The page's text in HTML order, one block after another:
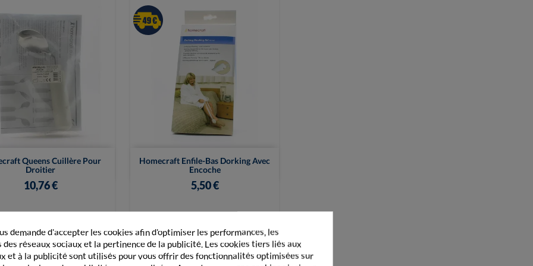
Queens Cuillère Pour
Droitier
10,76 €
Vue rapide
Homecraft Enfile-Bas Dorking Avec
Encoche
5,50 €
Vue rapide
demande d'accepter les cookies afin d'optimiser les performances, les
réseaux sociaux et la pertinence de la publicité. Les cookies tiers liés aux
et à la publicité sont utilisés pour vous offrir des fonctionnalités optimisées sur